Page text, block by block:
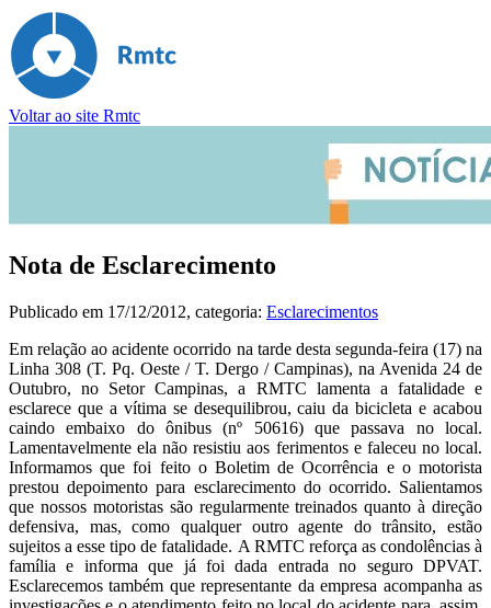
Voltar ao site Rmtc
Nota de Esclarecimento
Publicado em 17/12/2012, categoria: Esclarecimentos
Em relação ao acidente ocorrido na tarde desta segunda-feira (17) na
Linha 308 (T. Pq. Oeste / T. Dergo / Campinas), na Avenida 24 de
Outubro, no Setor Campinas, a RMTC lamenta a fatalidade e
esclarece que a vítima se desequilibrou, caiu da bicicleta e acabou
caindo embaixo do ônibus (nº 50616) que passava no local.
Lamentavelmente ela não resistiu aos ferimentos e faleceu no local.
Informamos que foi feito o Boletim de Ocorrência e o motorista
prestou depoimento para esclarecimento do ocorrido. Salientamos
que nossos motoristas são regularmente treinados quanto à direção
defensiva, mas, como qualquer outro agente do trânsito, estão
sujeitos a esse tipo de fatalidade. A RMTC reforça as condolências à
família e informa que já foi dada entrada no seguro DPVAT.
Esclarecemos também que representante da empresa acompanha as